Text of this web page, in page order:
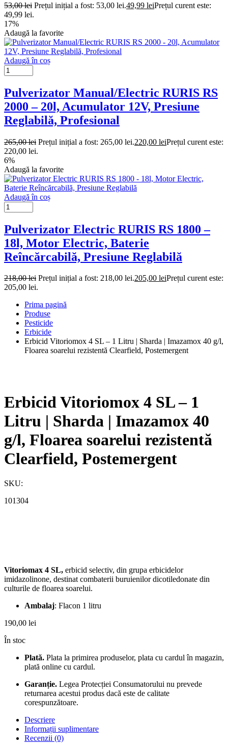
53,00lei Prețul inițial a fost: 53,00 lei.49,99 leiPrețul curent este:
49,99 lei.
17%
Adaugă la favorite
Adaugă în coș
Pulverizator Manual/Electric RURIS RS
2000 – 20l, Acumulator 12V, Presiune
Reglabilă, Profesional
265,00lei Prețul inițial a fost: 265,00 lei.220,00 leiPrețul curent este:
220,00 lei.
6%
Adaugă la favorite
Adaugă în coș
Pulverizator Electric RURIS RS 1800 –
18l, Motor Electric, Baterie
Reîncărcabilă, Presiune Reglabilă
218,00lei Prețul inițial a fost: 218,00 lei.205,00 leiPrețul curent este:
205,00 lei.
Prima pagină
Produse
Pesticide
Erbicide
Erbicid Vitoriomox 4 SL – 1 Litru | Sharda | Imazamox 40 g/l,
Floarea soarelui rezistentă Clearfield, Postemergent
Erbicid Vitoriomox 4 SL – 1
Litru | Sharda | Imazamox 40
g/l, Floarea soarelui rezistentă
Clearfield, Postemergent
SKU:
101304
Vitoriomax 4 SL, erbicid selectiv, din grupa erbicidelor
imidazolinone, destinat combaterii buruienilor dicotiledonate din
culturile de floarea soarelui.
Ambalaj: Flacon 1 litru
190,00 lei
În stoc
Plată. Plata la primirea produselor, plata cu cardul în magazin,
plată online cu cardul.
Garanție. Legea Protecției Consumatorului nu prevede
returnarea acestui produs dacă este de calitate
corespunzătoare.
Descriere
Informații suplimentare
Recenzii (0)